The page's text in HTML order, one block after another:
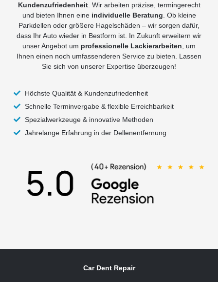
Kundenzufriedenheit. Wir arbeiten präzise, termingerecht
und bieten Ihnen eine individuelle Beratung . Ob kleine
Parkdellen oder größere Hagelschäden – wir sorgen dafür,
dass Ihr Auto wieder in Bestform ist. In Zukunft erweitern wir
unser Angebot um professionelle Lackierarbeiten , um
Ihnen einen noch umfassenderen Service zu bieten. Lassen
Sie sich von unserer Expertise überzeugen!
Höchste Qualität & Kundenzufriedenheit
Schnelle Terminvergabe & flexible Erreichbarkeit
Spezialwerkzeuge & innovative Methoden
Jahrelange Erfahrung in der Dellenentfernung
Car Dent Repair